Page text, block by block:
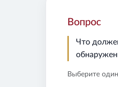
Вопрос
Что
Выберите